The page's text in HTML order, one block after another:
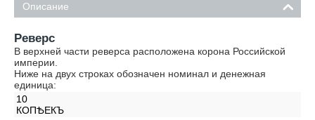
Описание
Реверс
В верхней части реверса расположена корона Российской
империи.
Ниже на двух строках обозначен номинал и денежная
единица:
10
КОПѢЕКЪ